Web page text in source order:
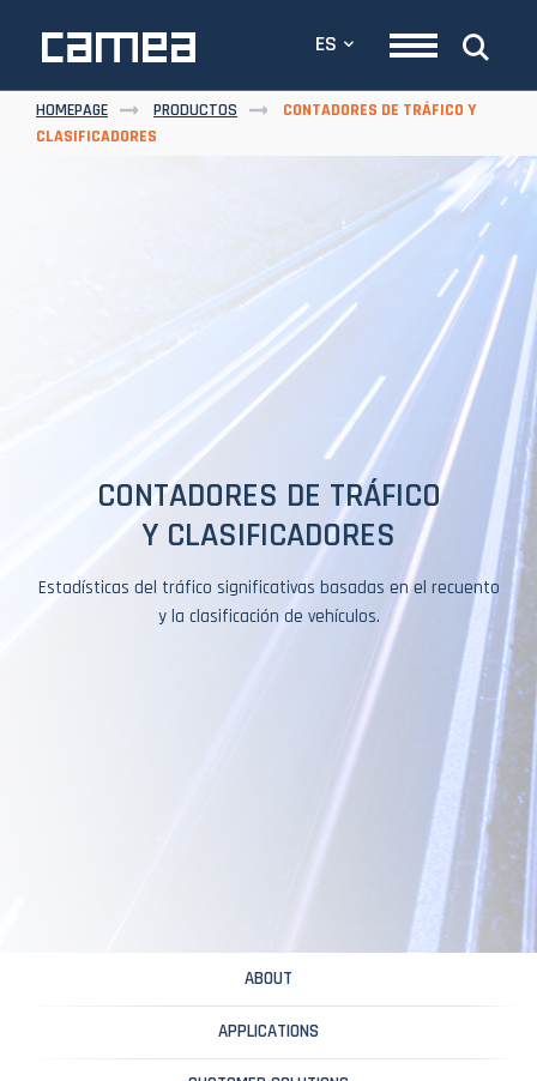
ES
HOMEPAGE PRODUCTOS
CONTADORES DE TRÁFICO Y
CLASIFICADORES
CONTADORES DE TRÁFICO
Y CLASIFICADORES
Estadísticas del tráfico significativas basadas en el recuento
y la clasificación de vehículos.
ABOUT
APPLICATIONS